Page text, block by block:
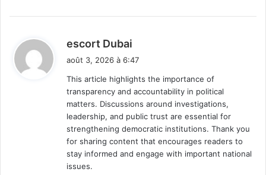
escort Dubai
i
:
août 3, 2026 à 6:47
This article highlights the importance of
transparency and accountability in political
matters. Discussions around investigations,
leadership, and public trust are essential for
strengthening democratic institutions. Thank you
for sharing content that encourages readers to
stay informed and engage with important national
issues.